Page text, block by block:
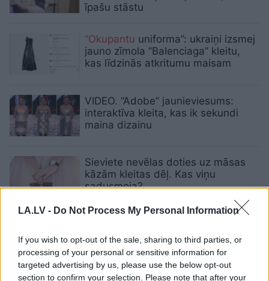
LA.LV - Do Not Process My Personal Information
If you wish to opt-out of the sale, sharing to third parties, or
processing of your personal or sensitive information for
targeted advertising by us, please use the below opt-out
section to confirm your selection. Please note that after your
īpašu stāstu
“Okupantu uniforma”: ukraiņi izsmej
jauno zīmola “Balenciaga” kleitu,
kas līdzinās atkritumu maisam
VIDEO. “Adobe” jaunieviesums:
interaktīva kleita, kas ik sekundi
maina dizainu
Sieviete nevēlas doties uz māsas
kāzām kleitas dēļ. Kas viņu
sadusmoja?
punktiņiem un dziļu dekoltē: Keita
Midltone sapucējusies atklāj īpašu
ielu